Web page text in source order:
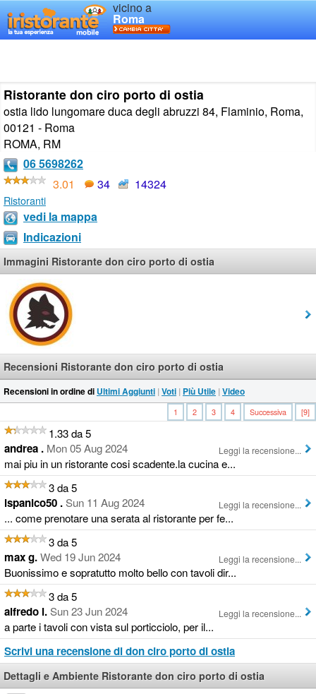
vicino a
Roma
Ristorante don ciro porto di ostia
ostia lido lungomare duca degli abruzzi 84, Flaminio, Roma,
00121 - Roma
ROMA, RM
06 5698262
3.01
34 14324
Ristoranti
vedi la mappa
Indicazioni
Immagini Ristorante don ciro porto di ostia
Recensioni Ristorante don ciro porto di ostia
Recensioni in ordine di Ultimi Aggiunti | Voti | Più Utile | Video
1 2 3 4 Successiva [9]
1.33 da 5
andrea . Mon 05 Aug 2024
mai piu in un ristorante cosi scadente.la cucina e...
Leggi la recensione...
3 da 5
ispanico50 .Sun 11 Aug 2024
... come prenotare una serata al ristorante per fe...
Leggi la recensione...
3 da 5
max g.Wed 19 Jun 2024
Buonissimo e sopratutto molto bello con tavoli dir...
Leggi la recensione...
3 da 5
alfredo l.Sun 23 Jun 2024
a parte i tavoli con vista sul porticciolo, per il...
Leggi la recensione...
Scrivi una recensione di don ciro porto di ostia
Dettagli e Ambiente Ristorante don ciro porto di ostia